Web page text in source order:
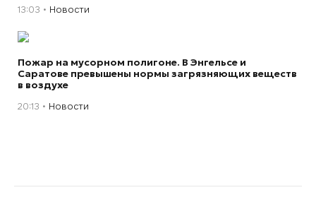
13:03 Новости
Пожар на мусорном полигоне. В Энгельсе и
Саратове превышены нормы загрязняющих веществ
в воздухе
20:13 Новости